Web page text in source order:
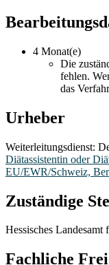
4 Monat(e)
Die
fehlen.
das
Urheber
Weiterleitungsdienst:
Diätassistentin oder
EU/EWR/Schweiz,
Zuständige
Hessisches
Fachliche